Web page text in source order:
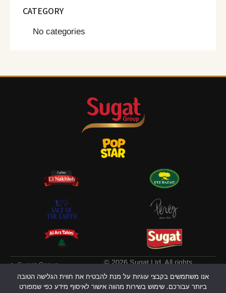
CATEGORY
No categories
© 2026 Sugat Ltd. All rights
Sugat Group
Privacy policy
עודכן לאחרונה ב: 09.07.2026
אנו משתמשים בקבצי עוגיות על מנת להבטיח את חווית הגלישה הטובה
ביותר עבורכם. שימוש בשירות מהווה אישור לאיסוף מידע כפי שמפורט